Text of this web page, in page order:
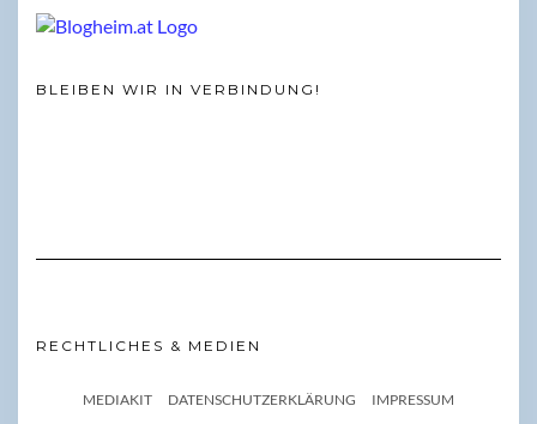
BLEIBEN WIR IN VERBINDUNG!
RECHTLICHES & MEDIEN
MEDIAKIT DATENSCHUTZERKLÄRUNG IMPRESSUM